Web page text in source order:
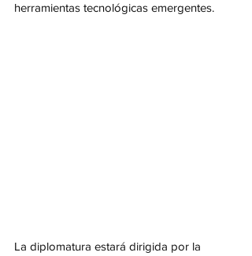
herramientas tecnológicas emergentes.
La diplomatura estará dirigida por la